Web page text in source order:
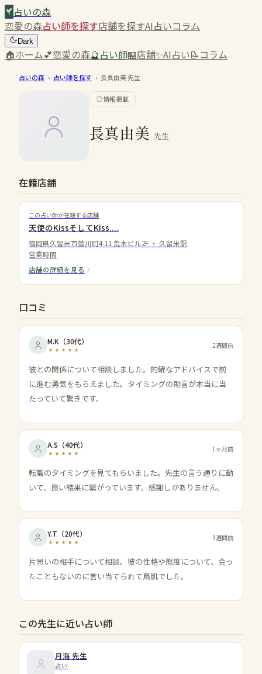
占いの森
恋愛の森占い師を探す店舗を探すAI占いコラム
Dark
🏠ホーム💕恋愛の森🔮占い師🏪店舗✨AI占い📝コラム
占いの森 › 占い師を探す › 長真由美先生
情報掲載
長真由美 先生
在籍店舗
この占い師が在籍する店舗
天使のKissそしてKiss....
福岡県久留米市螢川町4-11 荒木ビル2F ・ 久留米駅
営業時間
店舗の詳細を見る
口コミ
M.K （30代） 2週間前
彼との関係について相談しました。的確なアドバイスで前
に進む勇気をもらえました。タイミングの助言が本当に当
たっていて驚きです。
A.S （40代） 1ヶ月前
転職のタイミングを見てもらいました。先生の言う通りに動
いて、良い結果に繋がっています。感謝しかありません。
Y.T （20代） 3週間前
片思いの相手について相談。彼の性格や態度について、会っ
たこともないのに言い当てられて鳥肌でした。
この先生に近い占い師
月海 先生
占い